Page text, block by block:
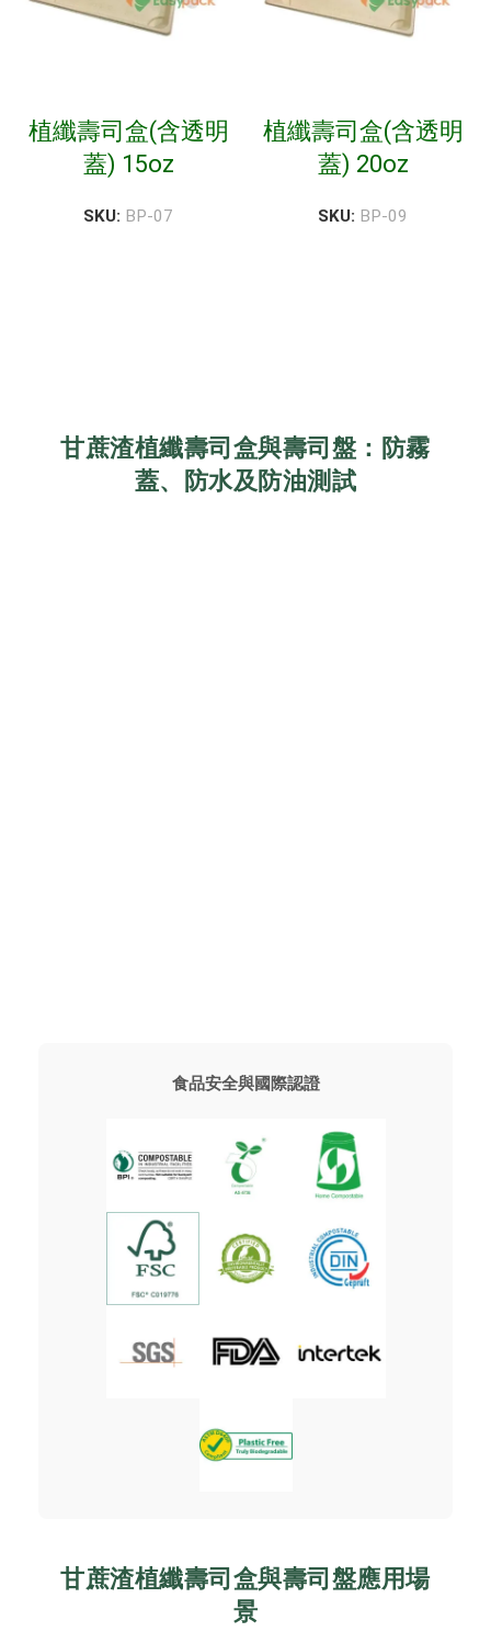
植纖壽司盒(含透明
蓋) 15oz
SKU: BP-07
植纖壽司盒(含透明
蓋) 20oz
SKU: BP-09
甘蔗渣植纖壽司盒與壽司盤：防霧
蓋、防水及防油測試
食品安全與國際認證
甘蔗渣植纖壽司盒與壽司盤應用場
景